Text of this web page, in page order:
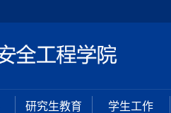
研究生教育 学生工作